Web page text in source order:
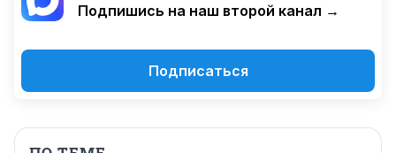
Подпишись на наш второй канал →
Подписаться